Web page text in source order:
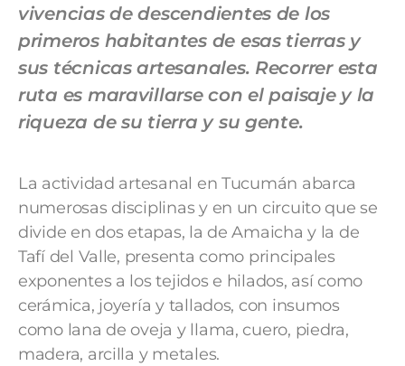
vivencias de descendientes de los
primeros habitantes de esas tierras y
sus técnicas artesanales. Recorrer esta
ruta es maravillarse con el paisaje y la
riqueza de su tierra y su gente.
La actividad artesanal en Tucumán abarca
numerosas disciplinas y en un circuito que se
divide en dos etapas, la de Amaicha y la de
Tafí del Valle, presenta como principales
exponentes a los tejidos e hilados, así como
cerámica, joyería y tallados, con insumos
como lana de oveja y llama, cuero, piedra,
madera, arcilla y metales.